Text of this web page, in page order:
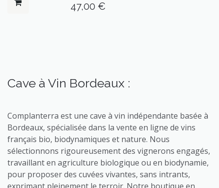
47,00 €
Cave à Vin Bordeaux :
Complanterra est une cave à vin indépendante basée à
Bordeaux, spécialisée dans la vente en ligne de vins
français bio, biodynamiques et nature. Nous
sélectionnons rigoureusement des vignerons engagés,
travaillant en agriculture biologique ou en biodynamie,
pour proposer des cuvées vivantes, sans intrants,